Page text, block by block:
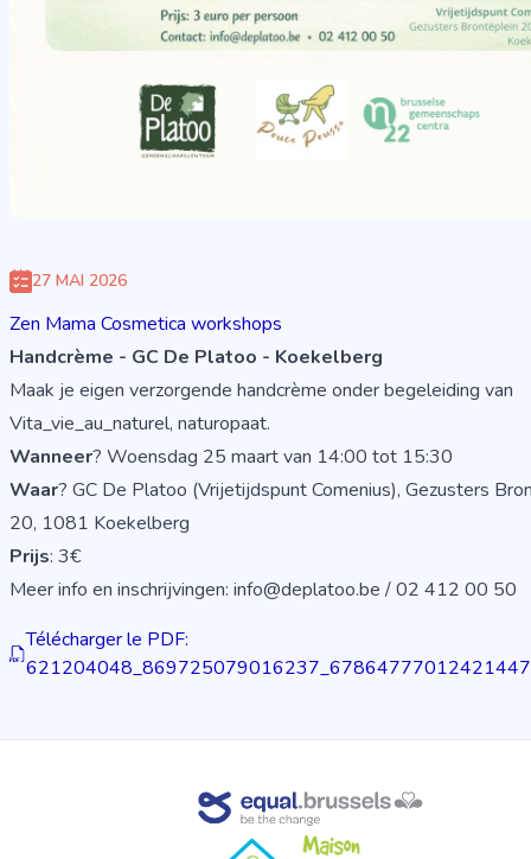
27 MAI 2026
Zen Mama Cosmetica workshops
Handcrème - GC De Platoo - Koekelberg
Maak je eigen verzorgende handcrème onder begeleiding van
Vita_vie_au_naturel, naturopaat.
Wanneer? Woensdag 25 maart van 14:00 tot 15:30
Waar? GC De Platoo (Vrijetijdspunt Comenius), Gezusters
20, 1081 Koekelberg
Prijs: 3€
Meer info en inschrijvingen: info@deplatoo.be / 02 412 00 50
Télécharger le PDF: